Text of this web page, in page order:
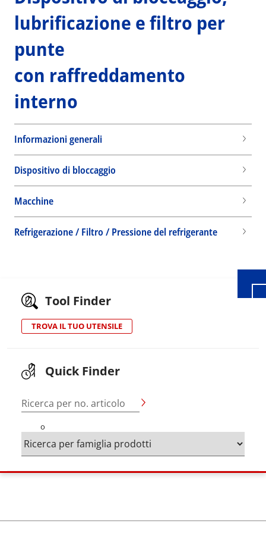
lubrificazione e filtro per
punte
con raffreddamento
interno
Informazioni generali
Dispositivo di bloccaggio
Macchine
Refrigerazione / Filtro / Pressione del refrigerante
Tool Finder
TROVA IL TUO UTENSILE
Quick Finder
Ricerca per no. articolo
o